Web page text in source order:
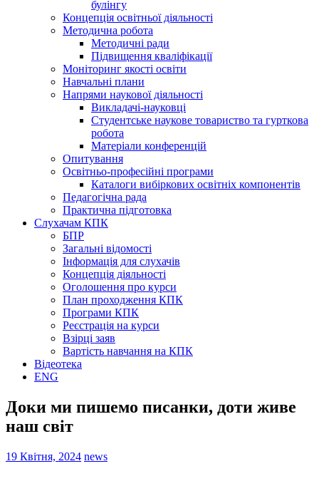
булінгу
Концепція освітньої діяльності
Методична робота
Методичні ради
Підвищення кваліфікації
Моніторинг якості освіти
Навчальні плани
Напрями наукової діяльності
Викладачі-науковці
Студентське наукове товариство та гурткова
робота
Матеріали конференцій
Опитування
Освітньо-професійні програми
Каталоги вибіркових освітніх компонентів
Педагогічна рада
Практична підготовка
Слухачам КПК
БПР
Загальні відомості
Інформація для слухачів
Концепція діяльності
Оголошення про курси
План проходження КПК
Програми КПК
Реєстрація на курси
Взірці заяв
Вартість навчання на КПК
Відеотека
ENG
Доки ми пишемо писанки, доти живе
наш світ
19 Квітня, 2024 news